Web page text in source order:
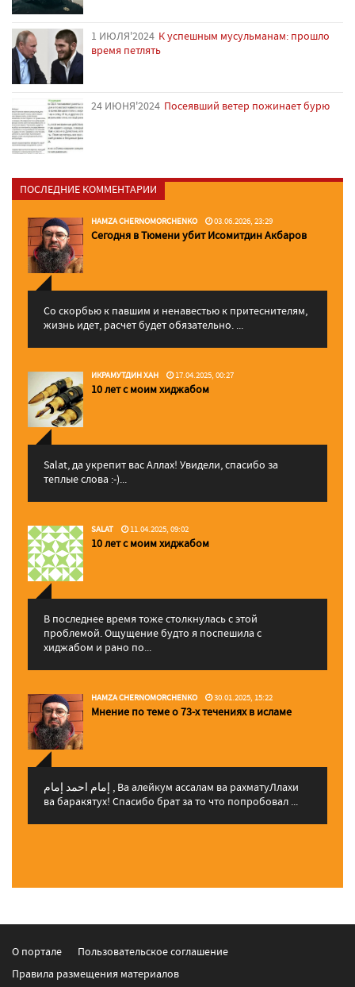
1 ИЮЛЯ'2024 К успешным мусульманам: прошло
время петлять
24 ИЮНЯ'2024 Посеявший ветер пожинает бурю
ПОСЛЕДНИЕ КОММЕНТАРИИ
HAMZA CHERNOMORCHENKO 03.06.2026, 23:29
Сегодня в Тюмени убит Исомитдин Акбаров
Со скорбью к павшим и ненавестью к притеснителям,
жизнь идет, расчет будет обязательно. ...
ИКРАМУТДИН ХАН 17.04.2025, 00:27
10 лет с моим хиджабом
Salat, да укрепит вас Аллаx! Увидели, спасибо за
теплые слова :-)...
SALAT 11.04.2025, 09:02
10 лет с моим хиджабом
В последнее время тоже столкнулась с этой
проблемой. Ощущение будто я поспешила с
хиджабом и рано по...
HAMZA CHERNOMORCHENKO 30.01.2025, 15:22
Мнение по теме о 73-х течениях в исламе
إمام احمد إمام , Ва алейкум ассалам ва рахматуЛлахи
ва баракятух! Спасибо брат за то что попробовал ...
О портале
Пользовательское соглашение
Правила размещения материалов